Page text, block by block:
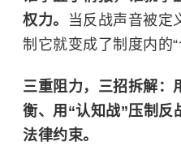
权力。
当反战声音被定
制它就变成了制度内的“
三重阻力，三招拆解：
衡、用“认知战”压制反
法律约束。